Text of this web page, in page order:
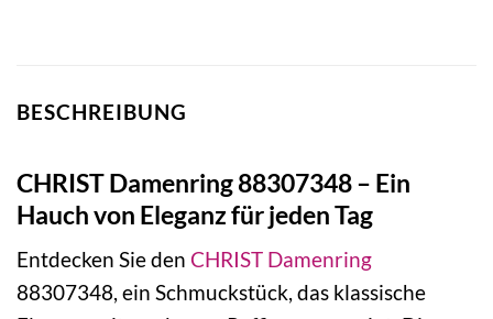
BESCHREIBUNG
CHRIST Damenring 88307348 – Ein
Hauch von Eleganz für jeden Tag
Entdecken Sie den CHRIST Damenring
88307348, ein Schmuckstück, das klassische